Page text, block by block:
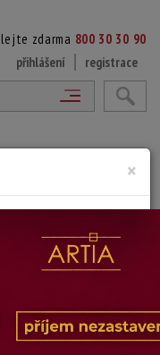
zdarma 800 30 30 90
přihlášení
registrace
×